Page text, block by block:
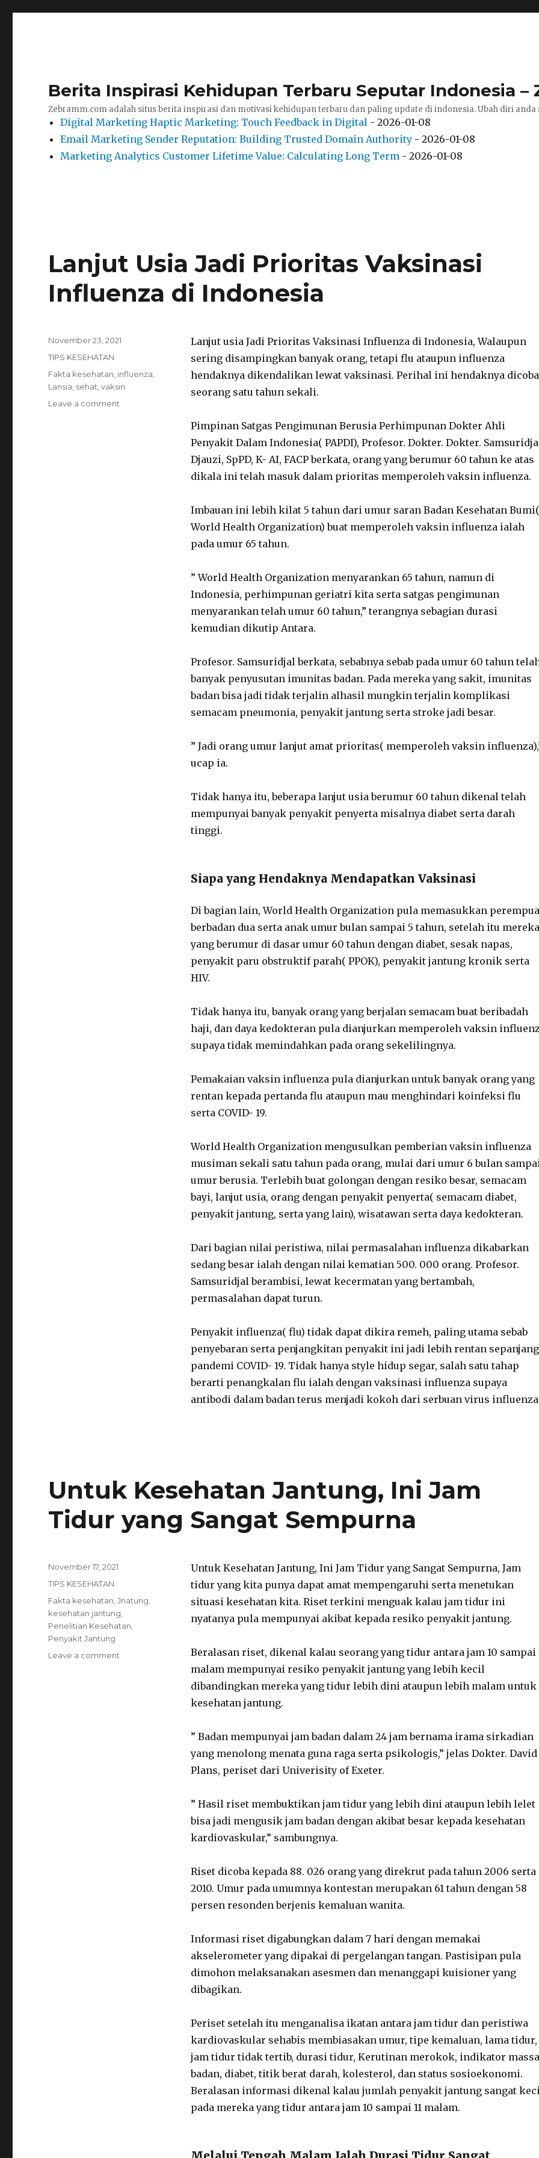
Berita Inspirasi Kehidupan Terbaru Seputar Indonesia –
Zebramm.com adalah situs berita inspirasi dan motivasi kehidupan terbaru dan paling update di indonesia. Ubah diri
Digital Marketing Haptic Marketing: Touch Feedback in Digital - 2026-01-08
Email Marketing Sender Reputation: Building Trusted Domain Authority - 2026-01-08
Marketing Analytics Customer Lifetime Value: Calculating Long Term - 2026-01-08
Lanjut Usia Jadi Prioritas Vaksinasi
Influenza di Indonesia
Lanjut usia Jadi Prioritas Vaksinasi Influenza di Indonesia, Walaupun
sering disampingkan banyak orang, tetapi flu ataupun influenza
hendaknya dikendalikan lewat vaksinasi. Perihal ini hendaknya dicoba
seorang satu tahun sekali.
Pimpinan Satgas Pengimunan Berusia Perhimpunan Dokter Ahli
Penyakit Dalam Indonesia( PAPDI), Profesor. Dokter. Dokter.
Djauzi, SpPD, K- AI, FACP berkata, orang yang berumur 60 tahun ke atas
dikala ini telah masuk dalam prioritas memperoleh vaksin influenza.
Imbauan ini lebih kilat 5 tahun dari umur saran Badan Kesehatan Bumi(
World Health Organization) buat memperoleh vaksin influenza ialah
pada umur 65 tahun.
” World Health Organization menyarankan 65 tahun, namun di
Indonesia, perhimpunan geriatri kita serta satgas pengimunan
menyarankan telah umur 60 tahun,” terangnya sebagian durasi
kemudian dikutip Antara.
Profesor. Samsuridjal berkata, sebabnya sebab pada umur 60 tahun
banyak penyusutan imunitas badan. Pada mereka yang sakit, imunitas
badan bisa jadi tidak terjalin alhasil mungkin terjalin komplikasi
semacam pneumonia, penyakit jantung serta stroke jadi besar.
” Jadi orang umur lanjut amat prioritas( memperoleh vaksin
ucap ia.
Tidak hanya itu, beberapa lanjut usia berumur 60 tahun dikenal telah
mempunyai banyak penyakit penyerta misalnya diabet serta darah
tinggi.
Siapa yang Hendaknya Mendapatkan Vaksinasi
Di bagian lain, World Health Organization pula memasukkan
berbadan dua serta anak umur bulan sampai 5 tahun, setelah itu mereka
yang berumur di dasar umur 60 tahun dengan diabet, sesak napas,
penyakit paru obstruktif parah( PPOK), penyakit jantung kronik serta
HIV.
Tidak hanya itu, banyak orang yang berjalan semacam buat beribadah
haji, dan daya kedokteran pula dianjurkan memperoleh vaksin
supaya tidak memindahkan pada orang sekelilingnya.
Pemakaian vaksin influenza pula dianjurkan untuk banyak orang yang
rentan kepada pertanda flu ataupun mau menghindari koinfeksi flu
serta COVID- 19.
World Health Organization mengusulkan pemberian vaksin influenza
musiman sekali satu tahun pada orang, mulai dari umur 6 bulan
umur berusia. Terlebih buat golongan dengan resiko besar, semacam
bayi, lanjut usia, orang dengan penyakit penyerta( semacam diabet,
penyakit jantung, serta yang lain), wisatawan serta daya kedokteran.
Dari bagian nilai peristiwa, nilai permasalahan influenza dikabarkan
sedang besar ialah dengan nilai kematian 500. 000 orang. Profesor.
Samsuridjal berambisi, lewat kecermatan yang bertambah,
permasalahan dapat turun.
Penyakit influenza( flu) tidak dapat dikira remeh, paling utama sebab
penyebaran serta penjangkitan penyakit ini jadi lebih rentan sepanjang
pandemi COVID- 19. Tidak hanya style hidup segar, salah satu tahap
berarti penangkalan flu ialah dengan vaksinasi influenza supaya
antibodi dalam badan terus menjadi kokoh dari serbuan virus
Posted
on
November 23, 2021
Categories
TIPS KESEHATAN
Tags
Fakta kesehatan influenza
Lansia sehat ,vaksin
Leave a comment
Untuk Kesehatan Jantung, Ini Jam
Tidur yang Sangat Sempurna
Untuk Kesehatan Jantung, Ini Jam Tidur yang Sangat Sempurna, Jam
tidur yang kita punya dapat amat mempengaruhi serta menetukan
situasi kesehatan kita. Riset terkini menguak kalau jam tidur ini
nyatanya pula mempunyai akibat kepada resiko penyakit jantung.
Beralasan riset, dikenal kalau seorang yang tidur antara jam 10 sampai
malam mempunyai resiko penyakit jantung yang lebih kecil
dibandingkan mereka yang tidur lebih dini ataupun lebih malam untuk
kesehatan jantung.
” Badan mempunyai jam badan dalam 24 jam bernama irama sirkadian
yang menolong menata guna raga serta psikologis,” jelas Dokter. David
Plans, periset dari Univerisity of Exeter.
” Hasil riset membuktikan jam tidur yang lebih dini ataupun lebih lelet
bisa jadi mengusik jam badan dengan akibat besar kepada kesehatan
kardiovaskular,” sambungnya.
Riset dicoba kepada 88. 026 orang yang direkrut pada tahun 2006 serta
2010. Umur pada umumnya kontestan merupakan 61 tahun dengan 58
persen resonden berjenis kemaluan wanita.
Informasi riset digabungkan dalam 7 hari dengan memakai
akselerometer yang dipakai di pergelangan tangan. Pastisipan pula
dimohon melaksanakan asesmen dan menanggapi kuisioner yang
dibagikan.
Periset setelah itu menganalisa ikatan antara jam tidur dan peristiwa
kardiovaskular sehabis membiasakan umur, tipe kemaluan, lama tidur,
jam tidur tidak tertib, durasi tidur, Kerutinan merokok, indikator massa
badan, diabet, titik berat darah, kolesterol, dan status sosioekonomi.
Beralasan informasi dikenal kalau jumlah penyakit jantung sangat
pada mereka yang tidur antara jam 10 sampai 11 malam.
Posted
on
November 17, 2021
Categories
TIPS KESEHATAN
Tags
Fakta kesehatan ,Jnatung
kesehatan jantung
Penelitian Kesehatan
Penyakit Jantung
Leave a comment